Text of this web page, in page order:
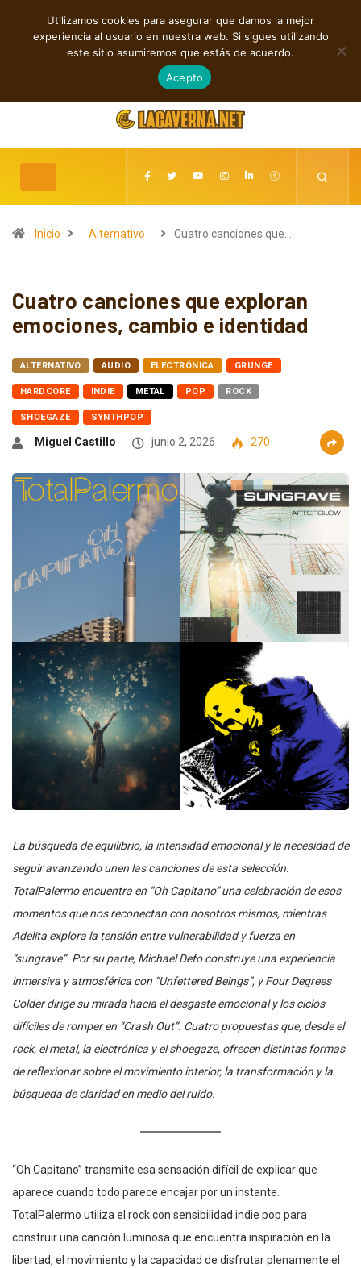
TENDENCIAS
Indie, rap y pop: cuatro lanzamientos independientes destacados
agosto 7, 2026
Inicio Alternativo Cuatro canciones que…
Cuatro canciones que exploran
emociones, cambio e identidad
ALTERNATIVO AUDIO ELECTRÓNICA GRUNGE
HARDCORE INDIE METAL POP ROCK
SHOEGAZE SYNTHPOP
Miguel Castillo junio 2, 2026 270
La búsqueda de equilibrio, la intensidad emocional y la necesidad de
seguir avanzando unen las canciones de esta selección.
TotalPalermo encuentra en “Oh Capitano” una celebración de esos
momentos que nos reconectan con nosotros mismos, mientras
Adelita explora la tensión entre vulnerabilidad y fuerza en
“sungrave”. Por su parte, Michael Defo construye una experiencia
inmersiva y atmosférica con “Unfettered Beings”, y Four Degrees
Colder dirige su mirada hacia el desgaste emocional y los ciclos
difíciles de romper en “Crash Out”. Cuatro propuestas que, desde el
rock, el metal, la electrónica y el shoegaze, ofrecen distintas formas
de reflexionar sobre el movimiento interior, la transformación y la
búsqueda de claridad en medio del ruido.
“Oh Capitano” transmite esa sensación difícil de explicar que
aparece cuando todo parece encajar por un instante.
TotalPalermo utiliza el rock con sensibilidad indie pop para
construir una canción luminosa que encuentra inspiración en la
libertad, el movimiento y la capacidad de disfrutar plenamente el
Utilizamos cookies para asegurar que damos la mejor
experiencia al usuario en nuestra web. Si sigues utilizando
este sitio asumiremos que estás de acuerdo.
Acepto